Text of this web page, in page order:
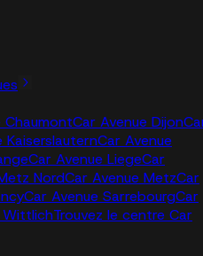
ChaumontCar Avenue Dijon
KaiserslauternCar Avenue
Car Avenue LiegeCar
NordCar Avenue MetzCar
Car Avenue SarrebourgCar
WittlichTrouvez le centre Car